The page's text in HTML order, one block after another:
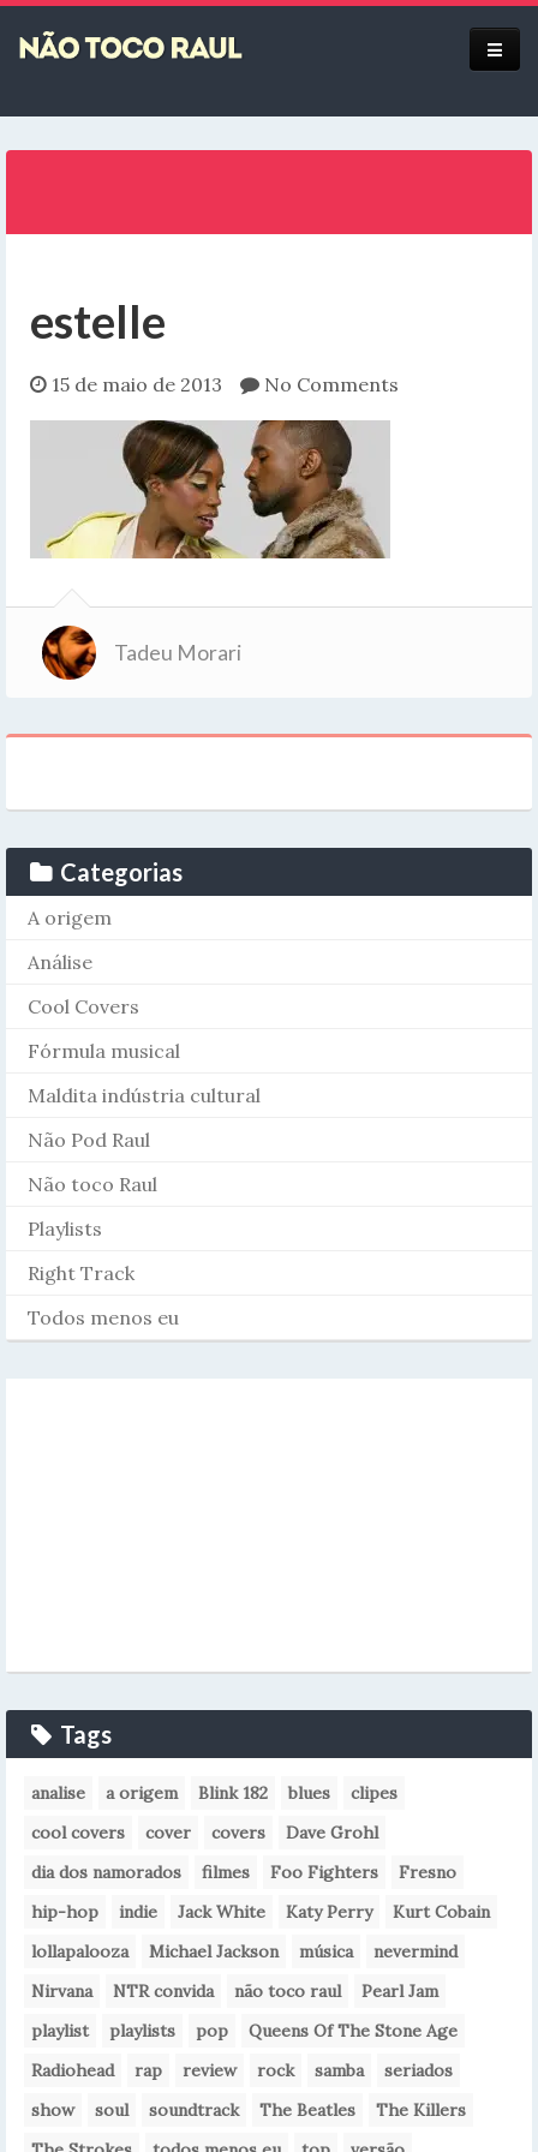
Equipe
estelle
15 de maio de 2013 No Comments
Tadeu Morari
Categorias
A origem
Análise
Cool Covers
Fórmula musical
Maldita indústria cultural
Não Pod Raul
Não toco Raul
Playlists
Right Track
Todos menos eu
Tags
analise a origem Blink 182 blues
clipes
cool covers
cover covers
Dave Grohl
dia dos namorados
filmes Foo Fighters
Fresno
hip-hop
indie Jack White Katy Perry
Kurt Cobain
lollapalooza
Michael Jackson música
nevermind
Nirvana
NTR convida não toco raul
Pearl Jam
playlist
playlists pop
Queens Of The Stone Age
Radiohead
rap review rock samba
seriados
show
soul soundtrack The Beatles
The Killers